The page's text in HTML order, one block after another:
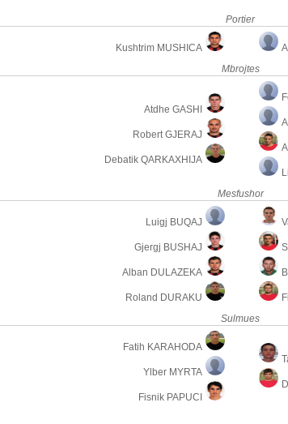
Portier
Kushtrim MUSHICA
Mbrojtes
Atdhe GASHI
Robert GJERAJ
Debatik QARKAXHIJA
Mesfushor
Luigj BUQAJ
Gjergj BUSHAJ
Alban DULAZEKA
Roland DURAKU
Sulmues
Fatih KARAHODA
Ylber MYRTA
Fisnik PAPUCI